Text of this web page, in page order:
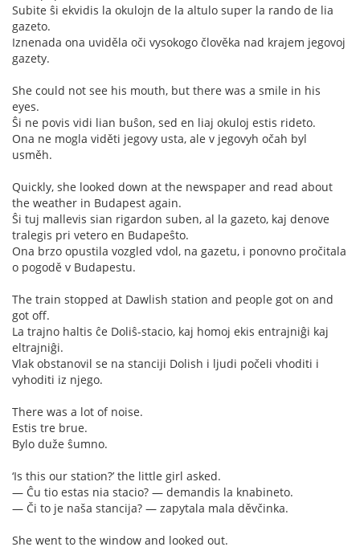
Subite ŝi ekvidis la okulojn de la altulo super la rando de lia
gazeto.
Iznenada ona uviděla oči vysokogo člověka nad krajem jegovoj
gazety.
She could not see his mouth, but there was a smile in his
eyes.
Ŝi ne povis vidi lian buŝon, sed en liaj okuloj estis rideto.
Ona ne mogla viděti jegovy usta, ale v jegovyh očah byl
usměh.
Quickly, she looked down at the newspaper and read about
the weather in Budapest again.
Ŝi tuj mallevis sian rigardon suben, al la gazeto, kaj denove
tralegis pri vetero en Budapeŝto.
Ona brzo opustila vozgled vdol, na gazetu, i ponovno pročitala
o pogodě v Budapestu.
The train stopped at Dawlish station and people got on and
got off.
La trajno haltis ĉe Doliŝ-stacio, kaj homoj ekis entrajniĝi kaj
eltrajniĝi.
Vlak obstanovil se na stanciji Dolish i ljudi počeli vhoditi i
vyhoditi iz njego.
There was a lot of noise.
Estis tre brue.
Bylo duže ŝumno.
‘Is this our station?’ the little girl asked.
— Ĉu tio estas nia stacio? — demandis la knabineto.
— Či to je naša stancija? — zapytala mala děvčinka.
She went to the window and looked out.